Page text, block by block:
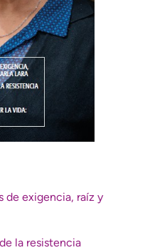
de exigencia, raíz y
la resistencia